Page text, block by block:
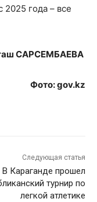
2025 года – все
САРСЕМБАЕВА
Фото: gov.kz
Следующая статья
В Караганде прошел
турнир по
легкой атлетике